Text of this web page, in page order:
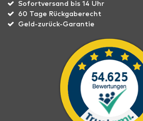
Sofortversand bis 14 Uhr
60 Tage Rückgaberecht
Geld-zurück-Garantie